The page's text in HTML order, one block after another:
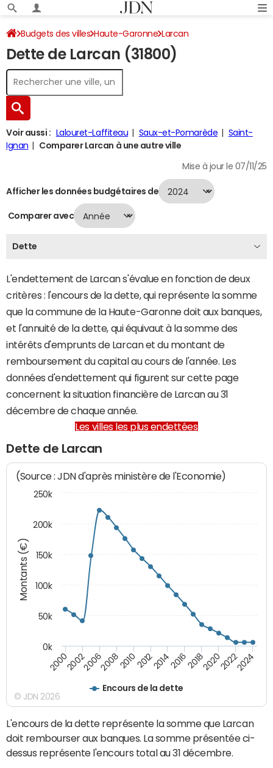
Budgets des villes Haute-Garonne Larcan
Dette au 31/12/2024
Dette de Larcan (31800)
Voir aussi : Lalouret-Laffiteau Saux-et-Pomarède
Saint-
Ignan
Comparer Larcan à une autre ville
Mise à jour le 07/11/25
Afficher les données budgétaires de
Comparer avec
Dette
L'endettement de Larcan s'évalue en fonction de deux
critères : l'encours de la dette, qui représente la somme
que la commune de la Haute-Garonne doit aux banques,
et l'annuité de la dette, qui équivaut à la somme des
intérêts d'emprunts de Larcan et du montant de
remboursement du capital au cours de l'année. Les
données d'endettement qui figurent sur cette page
concernent la situation financière de Larcan au 31
décembre de chaque année.
Les villes les plus endettées
Dette de Larcan
Montants (€)
(Source : JDN d'après ministère de l'Economie)
Encours de la dette
200020022006200820102012201420162018202020222024
0k
50k
100k
150k
200k
250k
© JDN 2026
L'encours de la dette représente la somme que Larcan
doit rembourser aux banques. La somme présentée ci-
dessus représente l'encours total au 31 décembre.